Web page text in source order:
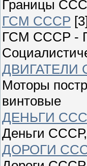
Границы
ГСМ СССР
ГСМ СССР -
ДВИГАТЕЛИ
Моторы
винтовые
ДЕНЬГИ
Деньги
ДОРОГИ